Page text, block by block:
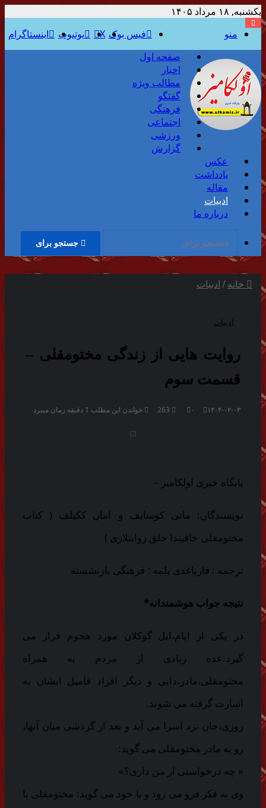
یکشنبه, ۱۸ مرداد ۱۴۰۵
فیس بوک X یوتیوب اینستاگرام
منو
صفحه اول
اخبار
مطالب ویژه
گفتگو
فرهنگی
اجتماعی
ورزشی
گزارش
عکس
یادداشت
مقاله
ادبیات
درباره ما
جستجو برای
خانه / ادبیات
ادبیات
روایت هایی از زندگی مختومقلی –
قسمت سوم
۱۴۰۴-۰۲-۰۳ ۰ 263 خواندن این مطلب 1 دقیقه زمان میبرد
پایگاه خبری اولکامیز –
نویسندگان: ماتی کوسایف و امان ککیلف ( کتاب
مختومقلی حاقیندا خلق روایتلاری )
ترجمه : قاریاغدی یلمه ؛ فرهنگی بازنشسته
نتیجه جواب هوشمندانه*
در یکی از ایام،ایل گوکلان مورد هجوم قرار می
گیرد.عده زیادی از مردم به همراه
مختومقلی،مادر،دایی و دیگر افراد فامیل ایشان به
اسارت گرفته می شوند.
روزی،خان نزد اسرا می آید و بعد از گردشی میان آنها،
رو به مادر مختومقلی می گوید:
« چه درخواستی از من داری؟»
وی به فکر فرو می رود و با خود می گوید: مختومقلی با